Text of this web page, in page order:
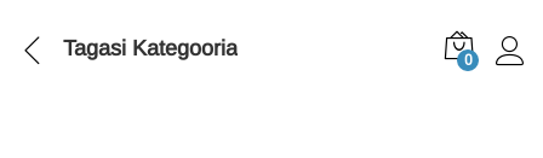
Tagasi Kategooria 0